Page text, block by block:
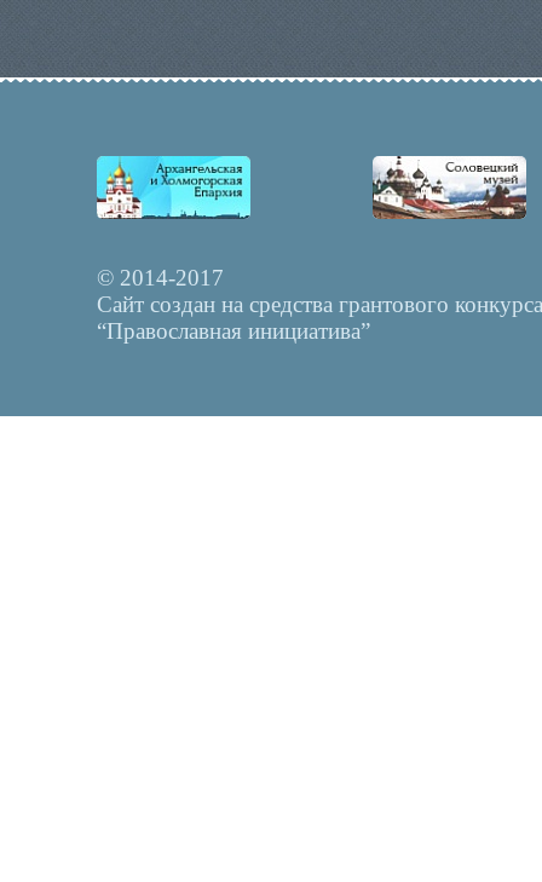
© 2014-2017
Сайт создан на средства грантового конкурса
“Православная инициатива”